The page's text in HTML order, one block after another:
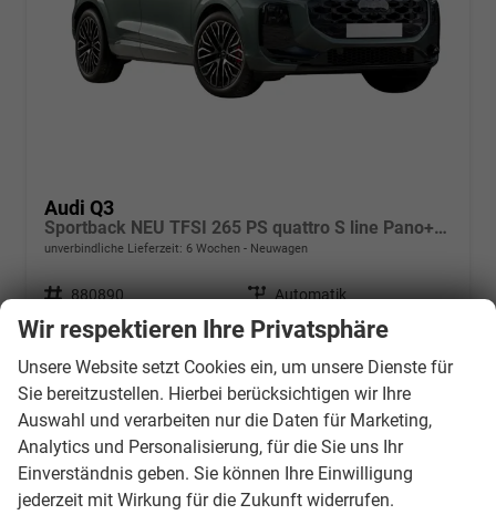
Audi Q3
Sportback NEU TFSI 265 PS quattro S line Pano+TechPro+Matrix+AHK+HUD+Alu20+KlimaPlus+DCC+SONOS
unverbindliche Lieferzeit: 6 Wochen Neuwagen
Fahrzeugnr. 880890 Getriebe Automatik
Kraftstoff Benzin Außenfarbe
195 kW (265 PS)
65.331,– €
incl. 19% MwSt.
Details
Verbrauch kombiniert:8,90 l/100km
CO
2 -Klasse:
CO -Emissionen:203,00 g/km
Wir respektieren Ihre Privatsphäre
Unsere Website setzt Cookies ein, um unsere Dienste für
Sie bereitzustellen. Hierbei berücksichtigen wir Ihre
Auswahl und verarbeiten nur die Daten für Marketing,
Analytics und Personalisierung, für die Sie uns Ihr
Einverständnis geben. Sie können Ihre Einwilligung
jederzeit mit Wirkung für die Zukunft widerrufen.